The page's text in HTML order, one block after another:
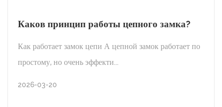
Каков принцип работы цепного замка?
Как работает замок цепи А цепной замок работает по
простому, но очень эффекти...
2026-03-20